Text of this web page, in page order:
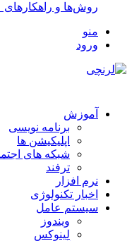
روش‌ها و راهکارهای
منو
ورود
آموزش
برنامه نویسی
اپلیکیشن ها
شبکه های
ترفند
نرم افزار
اخبار تکنولوژی
سیستم عامل
ویندوز
لینوکس